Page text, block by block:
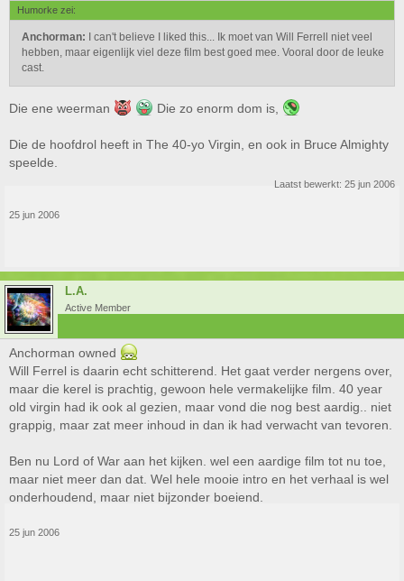
Humorke zei:
Anchorman:
I can't believe I liked this... Ik moet van Will Ferrell niet veel
hebben, maar eigenlijk viel deze film best goed mee. Vooral door de leuke
cast.
Die ene weerman Die zo enorm dom is,
Die de hoofdrol heeft in The 40-yo Virgin, en ook in Bruce Almighty
speelde.
Laatst bewerkt: 25 jun 2006
25 jun 2006
L.A.
Active Member
Anchorman owned
Will Ferrel is daarin echt schitterend. Het gaat verder nergens over,
maar die kerel is prachtig, gewoon hele vermakelijke film. 40 year
old virgin had ik ook al gezien, maar vond die nog best aardig.. niet
grappig, maar zat meer inhoud in dan ik had verwacht van tevoren.
Ben nu Lord of War aan het kijken. wel een aardige film tot nu toe,
maar niet meer dan dat. Wel hele mooie intro en het verhaal is wel
onderhoudend, maar niet bijzonder boeiend.
25 jun 2006